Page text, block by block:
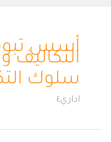
أسس
التكاليف
سلوك
اداري٤